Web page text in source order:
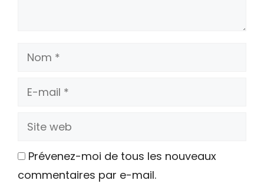
Nom
E-
Site
Prévenez-moi de tous les nouveaux
commentaires par e-mail.